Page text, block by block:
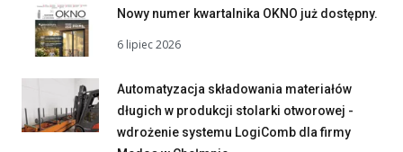
Nowy numer kwartalnika OKNO już dostępny.
6 lipiec 2026
Automatyzacja składowania materiałów
długich w produkcji stolarki otworowej -
wdrożenie systemu LogiComb dla firmy